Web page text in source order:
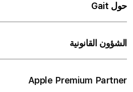
حول Gait
الشؤون القانونية
Apple Premium Partner